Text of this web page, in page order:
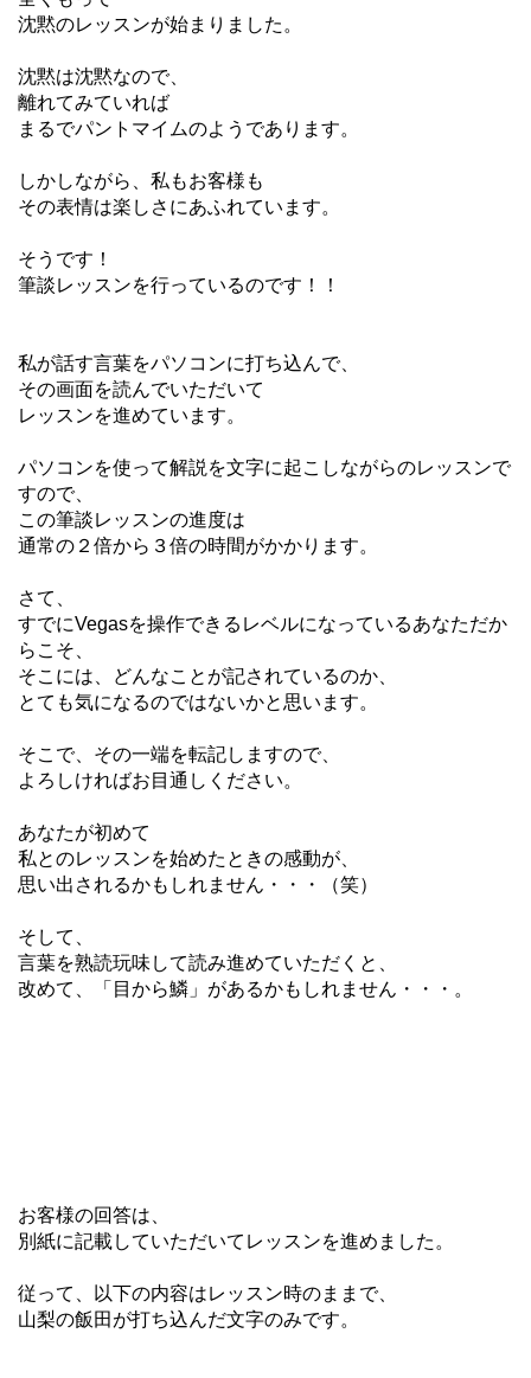
沈黙のレッスンが始まりました。
沈黙は沈黙なので、
離れてみていれば
まるでパントマイムのようであります。
しかしながら、私もお客様も
その表情は楽しさにあふれています。
そうです！
筆談レッスンを行っているのです！！
私が話す言葉をパソコンに打ち込んで、
その画面を読んでいただいて
レッスンを進めています。
パソコンを使って解説を文字に起こしながらのレッスンで
すので、
この筆談レッスンの進度は
通常の２倍から３倍の時間がかかります。
さて、
すでにVegasを操作できるレベルになっているあなただか
らこそ、
そこには、どんなことが記されているのか、
とても気になるのではないかと思います。
そこで、その一端を転記しますので、
よろしければお目通しください。
あなたが初めて
私とのレッスンを始めたときの感動が、
思い出されるかもしれません・・・（笑）
そして、
言葉を熟読玩味して読み進めていただくと、
改めて、「目から鱗」があるかもしれません・・・。
お客様の回答は、
別紙に記載していただいてレッスンを進めました。
従って、以下の内容はレッスン時のままで、
山梨の飯田が打ち込んだ文字のみです。